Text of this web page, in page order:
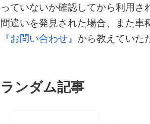
っていないか確認してから利用
間違いを発見された場合、また
『お問い合わせ』 から教えていた
ランダム記事